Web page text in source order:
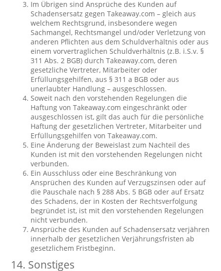
Im Übrigen sind Ansprüche des Kunden auf
Schadensersatz gegen Takeaway.com – gleich aus
welchem Rechtsgrund, insbesondere wegen
Sachmangel, Rechtsmangel und/oder Verletzung von
anderen Pflichten aus dem Schuldverhältnis oder aus
einem vorvertraglichen Schuldverhältnis (z.B. i.S.v. §
311 Abs. 2 BGB) durch Takeaway.com, deren
gesetzliche Vertreter, Mitarbeiter oder
Erfüllungsgehilfen, aus § 311 a BGB oder aus
unerlaubter Handlung – ausgeschlossen.
Soweit nach den vorstehenden Regelungen die
Haftung von Takeaway.com eingeschränkt oder
ausgeschlossen ist, gilt das auch für die persönliche
Haftung der gesetzlichen Vertreter, Mitarbeiter und
Erfüllungsgehilfen von Takeaway.com.
Eine Änderung der Beweislast zum Nachteil des
Kunden ist mit den vorstehenden Regelungen nicht
verbunden.
Ein Ausschluss oder eine Beschränkung von
Ansprüchen des Kunden auf Verzugszinsen oder auf
die Pauschale nach § 288 Abs. 5 BGB oder auf Ersatz
des Schadens, der in Kosten der Rechtsverfolgung
begründet ist, ist mit den vorstehenden Regelungen
nicht verbunden.
Ansprüche des Kunden auf Schadensersatz verjähren
innerhalb der gesetzlichen Verjährungsfristen ab
gesetzlichem Fristbeginn.
14. Sonstiges